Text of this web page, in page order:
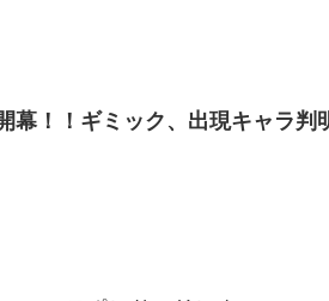
開幕！！ギミック、出現キ